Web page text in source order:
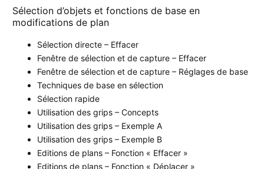
Sélection d’objets et fonctions de base en
modifications de plan
Sélection directe – Effacer
Fenêtre de sélection et de capture – Effacer
Fenêtre de sélection et de capture – Réglages de base
Techniques de base en sélection
Sélection rapide
Utilisation des grips – Concepts
Utilisation des grips – Exemple A
Utilisation des grips – Exemple B
Editions de plans – Fonction « Effacer »
Editions de plans – Fonction « Déplacer »